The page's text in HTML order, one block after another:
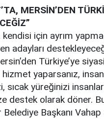
MERSİN’DEN
için ayrım
adayları
Türkiye’ye
yaparsanız,
sıcak yüreğinizi
destek olarak döner.
Başkanı